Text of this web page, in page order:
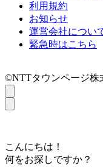
利用規約
お知らせ
運営会社につい
緊急時はこちら
©NTTタウンページ株
こんにちは！
何をお探しですか？